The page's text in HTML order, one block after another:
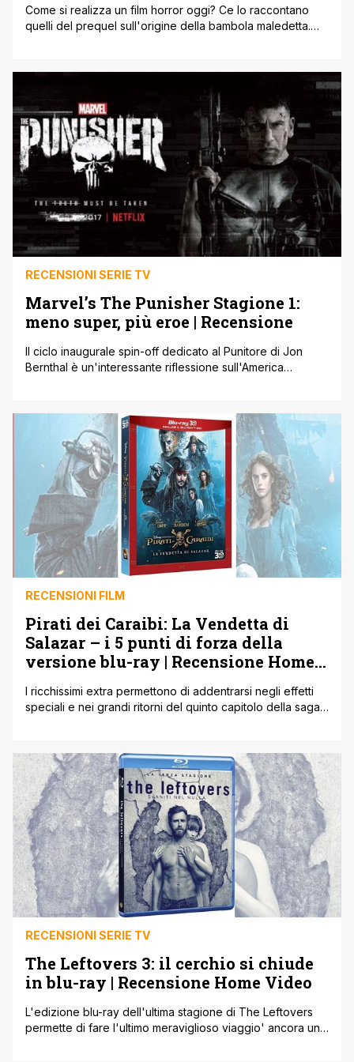
Come si realizza un film horror oggi? Ce lo raccontano
quelli del prequel sull'origine della bambola maledetta.
frontiera dell'horror, che fosse classico ma allo stesso
esplorare [']
RECENSIONI SERIE TV
Marvel’s The Punisher Stagione 1:
meno super, più eroe | Recensione
Il ciclo inaugurale spin-off dedicato al Punitore di Jon
Bernthal è un'interessante riflessione sull'America
unità. Ero un padre, un marito, ma anche un Marine. E
amavo essere un Marine. Mi piaceva quella vita. C'erano
RECENSIONI FILM
Pirati dei Caraibi: La Vendetta di
Salazar – i 5 punti di forza della
versione blu-ray | Recensione Home
I ricchissimi extra permettono di addentrarsi negli effetti
speciali e nei grandi ritorni del quinto capitolo della saga,
Caraibi, La Vendetta di Salazar, arriva anche in home
video e presenta una versione in blu-ray 3d coloratissima
[']
RECENSIONI SERIE TV
The Leftovers 3: il cerchio si chiude
in blu-ray | Recensione Home Video
L'edizione blu-ray dell'ultima stagione di The Leftovers
permette di fare l'ultimo meraviglioso viaggio' ancora una